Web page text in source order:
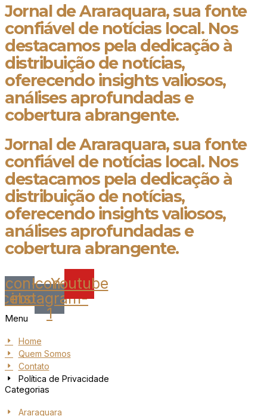
Jornal de Araraquara, sua fonte
confiável de notícias local. Nos
destacamos pela dedicação à
distribuição de notícias,
oferecendo insights valiosos,
análises aprofundadas e
cobertura abrangente.
Jornal de Araraquara, sua fonte
confiável de notícias local. Nos
destacamos pela dedicação à
distribuição de notícias,
oferecendo insights valiosos,
análises aprofundadas e
cobertura abrangente.
Icon-Icon-
instagram-
1
Youtube
Menu
Home
Quem Somos
Contato
Política de Privacidade
Categorias
Araraquara